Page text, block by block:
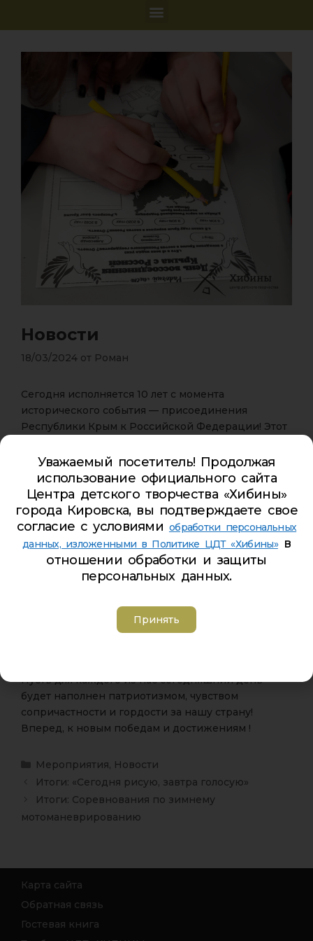
Новости
18/03/2024 от Роман
Сегодня исполняется 10 лет с момента
исторического события — присоединения
Республики Крым к Российской Федерации! Этот
непоколебимости нашей страны.
ОбучающиесяЦентра детского творчества
«Хибины»и участники первичного отделения
Движения Первых приняли участие в акции «10
лет вместе!», чтобы отметить это важное событие
вместе с народом России.
Клуба «Север» состоялась увлекательная
«Крым- это Россия», в рамках которой дети и
подростки погрузились в историю и культуру
Пусть для каждого из нас сегодняшний день
будет наполнен патриотизмом, чувством
сопричастности и гордости за нашу страну!
Вперед, к новым победам и достижениям !
Мероприятия, Новости
Итоги: «Сегодня рисую, завтра голосую»
Итоги: Соревнования по зимнему
мотоманеврированию
Карта сайта
Обратная связь
Гостевая книга
Уважаемый посетитель! Продолжая
использование официального сайта
Центра детского творчества «Хибины»
города Кировска, вы подтверждаете свое
согласие с условиями обработки персональных
данных, изложенными в Политике ЦДТ «Хибины»в
отношении обработки и защиты
персональных данных.
Принять